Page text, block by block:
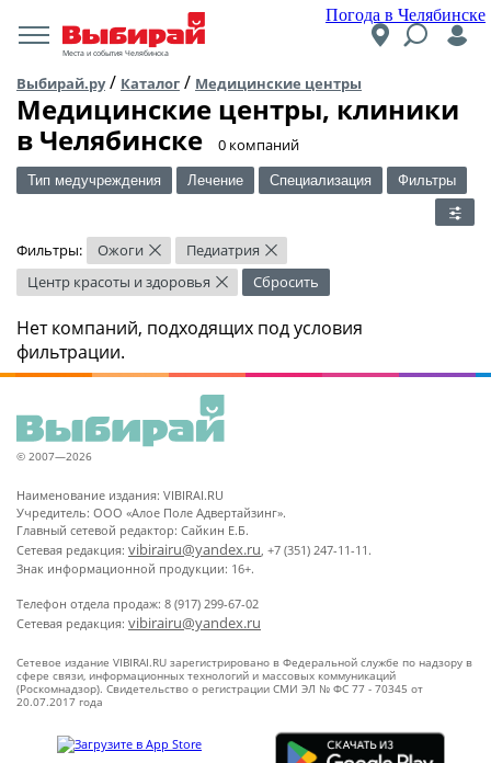
Погода в Челябинске
Места и события Челябинска
Выбирай.ру/ Каталог / Медицинские центры
Медицинские центры, клиники
в Челябинске
​0 компаний
Тип медучреждения Лечение Специализация Фильтры
Фильтры: Ожоги × Педиатрия ×
Центр красоты и здоровья × Сбросить
Нет компаний, подходящих под условия
фильтрации.
© 2007—2026
Наименование издания: VIBIRAI.RU
Учредитель: ООО «Алое Поле Адвертайзинг».
Главный сетевой редактор: Сайкин Е.Б.
Сетевая редакция: vibirairu@yandex.ru, +7 (351) 247-11-11.
Знак информационной продукции: 16+.
Телефон отдела продаж: 8 (917) 299-67-02
Сетевая редакция: vibirairu@yandex.ru
Сетевое издание VIBIRAI.RU зарегистрировано в Федеральной службе по надзору в
сфере связи, информационных технологий и массовых коммуникаций
(Роскомнадзор). Свидетельство о регистрации СМИ ЭЛ № ФС 77 - 70345 от
20.07.2017 года